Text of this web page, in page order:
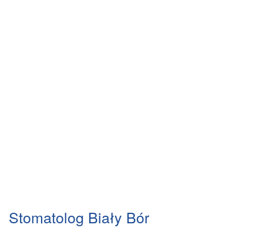
Stomatolog Biały Bór